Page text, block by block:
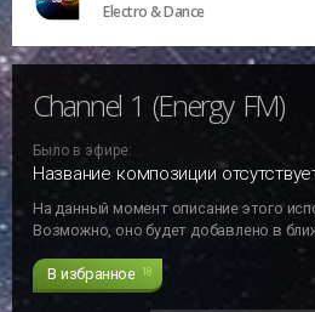
Electro & Dance
Channel 1 (Energy FM)
Было в эфире:
Название композиции
На данный момент описание этого
Возможно, оно будет добавлено в
В избранное 18